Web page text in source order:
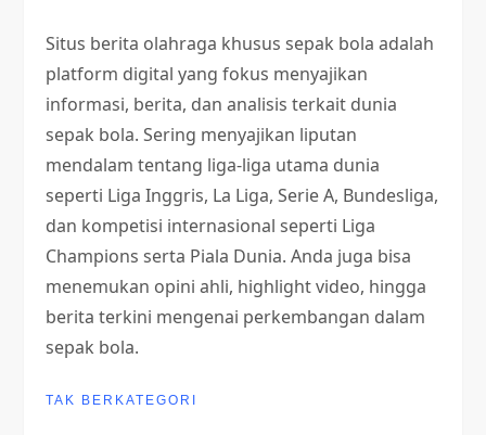
Situs berita olahraga khusus sepak bola adalah
platform digital yang fokus menyajikan
informasi, berita, dan analisis terkait dunia
sepak bola. Sering menyajikan liputan
mendalam tentang liga-liga utama dunia
seperti Liga Inggris, La Liga, Serie A, Bundesliga,
dan kompetisi internasional seperti Liga
Champions serta Piala Dunia. Anda juga bisa
menemukan opini ahli, highlight video, hingga
berita terkini mengenai perkembangan dalam
sepak bola.
TAK BERKATEGORI